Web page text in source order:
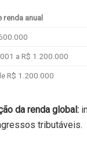
renda anual
a R$ 1.200.000
R$ 1.200.000
da renda global:
tributáveis.